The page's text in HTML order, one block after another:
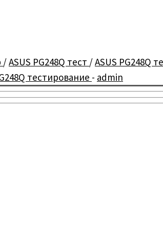
/ASUS PG248Q тест /ASUS PG248Q
тестирование - admin